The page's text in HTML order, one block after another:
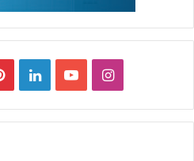
PinterestLinkedInYouTubeInstagram